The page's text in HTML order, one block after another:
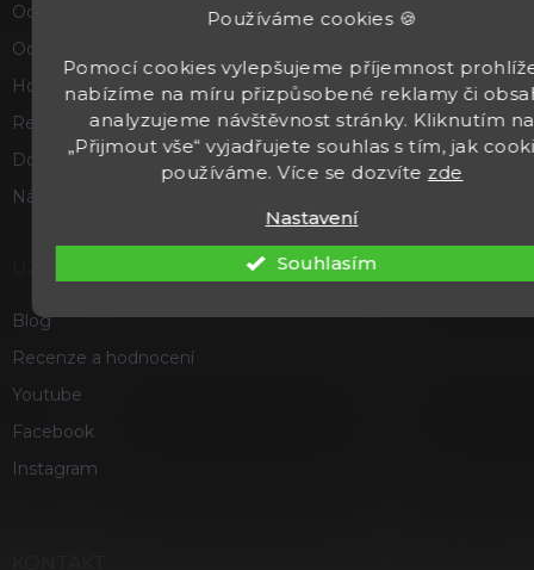
Používáme cookies 🍪
Pomocí cookies vylepšujeme příjemnost
nabízíme na míru přizpůsobené reklamy či
analyzujeme návštěvnost stránky. Kliknutím na
„Přijmout vše“ vyjadřujete souhlas s tím, jak
používáme. Více se dozvíte zde
Nastavení
Souhlasím
Ochrana osobních údajů
Odstoupení od smlouvy
Hodnocení obchodu
Reklamace a vrácení zboží
Doprava a platba
Náš příběh
Blog
Recenze a hodnocení
Youtube
Facebook
Instagram